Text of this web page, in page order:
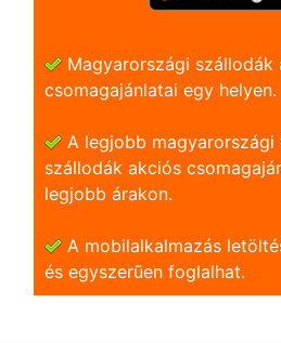
Magyarországi szállodák
csomagajánlatai egy helyen.
A legjobb magyarországi
szállodák akciós
legjobb árakon.
A mobilalkalmazás
és egyszerũen foglalhat.